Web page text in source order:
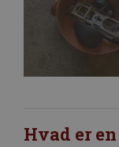
Hvad er